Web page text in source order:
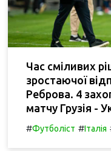
Час сміливих
зростаючої
Реброва. 4
матчу Грузія -
#Футболіст #Італія